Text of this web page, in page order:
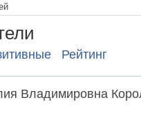
Рейтинг
Владимировна